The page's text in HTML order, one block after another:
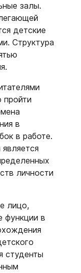
залы.
детские
Структура
в
в работе.
личности
лицо,
функции в
студенты